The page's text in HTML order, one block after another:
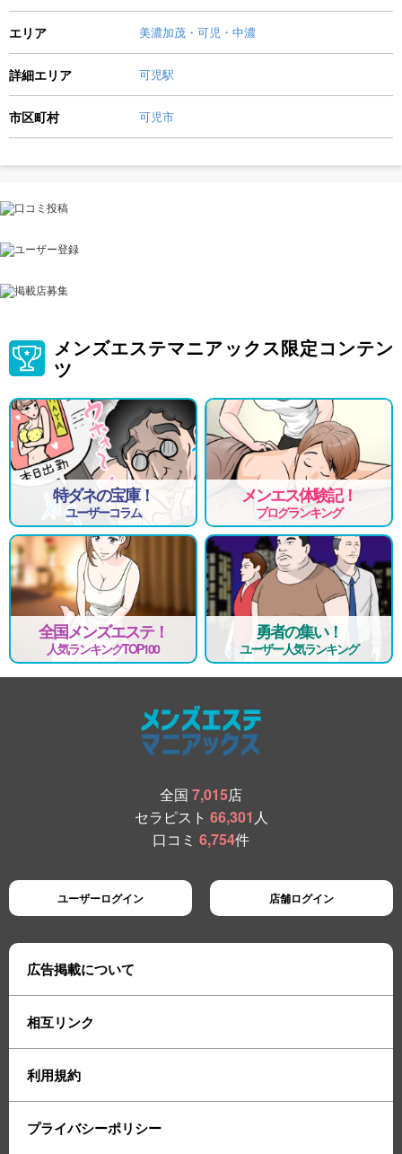
エリア 美濃加茂・可児・中濃
詳細エリア 可児駅
市区町村 可児市
メンズエステマニアックス限定コンテン
ツ
特ダネの宝庫！
ユーザーコラム
メンエス体験記！
ブログランキング
全国メンズエステ！
人気ランキングTOP100
勇者の集い！
ユーザー人気ランキング
全国 7,015店
セラピスト 66,301 人
口コミ 6,754件
ユーザーログイン 店舗ログイン
広告掲載について
相互リンク
利用規約
プライバシーポリシー